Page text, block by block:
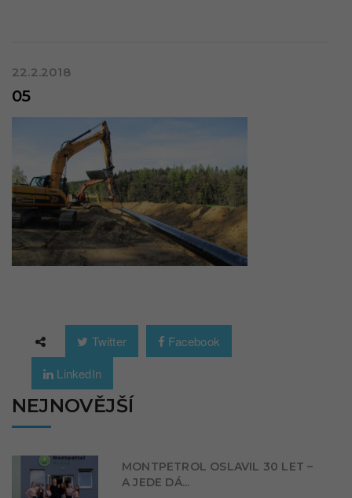
22.2.2018
05
Twitter
Facebook
LinkedIn
NEJNOVĚJŠÍ
MONTPETROL OSLAVIL 30 LET –
A JEDE DÁ...